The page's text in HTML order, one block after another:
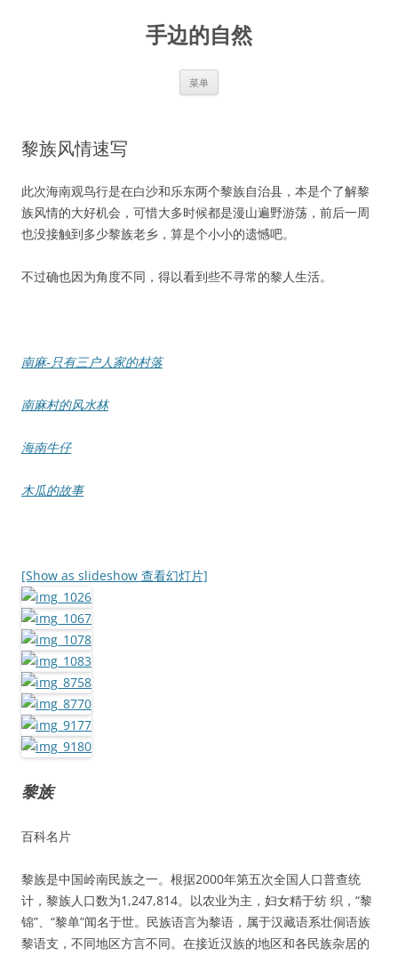
手边的自然
菜单
黎族风情速写
此次海南观鸟行是在白沙和乐东两个黎族自治县，本是个了解黎
族风情的大好机会，可惜大多时候都是漫山遍野游荡，前后一周
也没接触到多少黎族老乡，算是个小小的遗憾吧。
不过确也因为角度不同，得以看到些不寻常的黎人生活。
南麻-只有三户人家的村落
南麻村的风水林
海南牛仔
木瓜的故事
[Show as slideshow 查看幻灯片]
黎族
百科名片
黎族是中国岭南民族之一。根据2000年第五次全国人口普查统
计，黎族人口数为1,247,814。以农业为主，妇女精于纺 织，“黎
锦”、“黎单”闻名于世。民族语言为黎语，属于汉藏语系壮侗语族
黎语支，不同地区方言不同。在接近汉族的地区和各民族杂居的